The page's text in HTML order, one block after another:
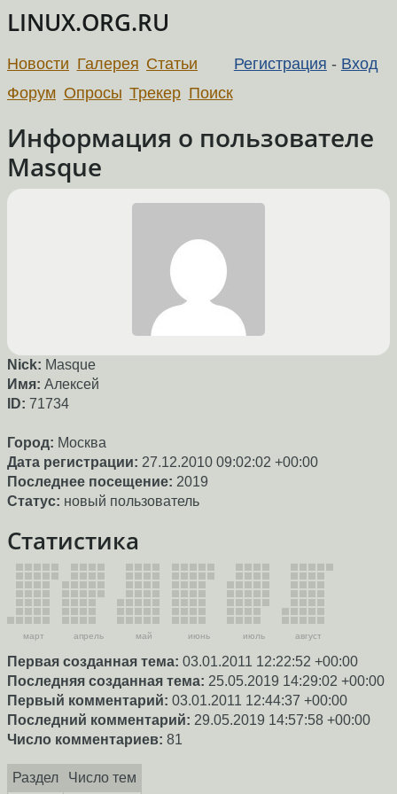
LINUX.ORG.RU
Регистрация - Вход
Новости Галерея Статьи
Форум Опросы Трекер Поиск
Информация о пользователе
Masque
Nick: Masque
Имя: Алексей
ID: 71734
Город: Москва
Дата регистрации: 27.12.2010 09:02:02 +00:00
Последнее посещение: 2019
Статус: новый пользователь
Статистика
март апрель май июнь июль август
Первая созданная тема: 03.01.2011 12:22:52 +00:00
Последняя созданная тема: 25.05.2019 14:29:02 +00:00
Первый комментарий: 03.01.2011 12:44:37 +00:00
Последний комментарий: 29.05.2019 14:57:58 +00:00
Число комментариев: 81
Раздел Число тем